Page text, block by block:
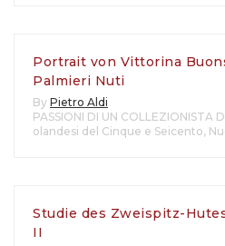
Portrait von Vittorina
Palmieri Nuti
By Pietro Aldi
PASSIONI DI UN
olandesi del Cinque e Seicento,
Studie des Zweispitz-
II